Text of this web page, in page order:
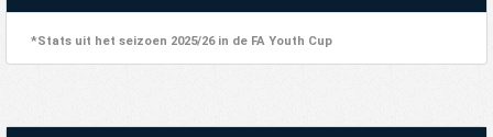
*Stats uit het seizoen 2025/26 in de FA Youth Cup